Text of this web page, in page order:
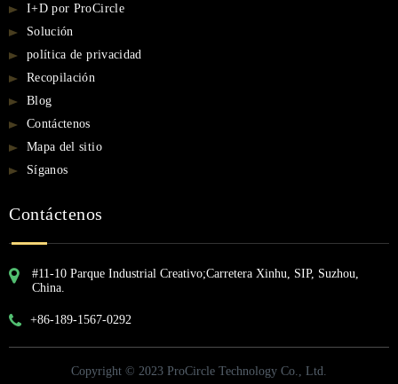
I+D por ProCircle
Solución
política de privacidad
Recopilación
Blog
Contáctenos
Mapa del sitio
Síganos
Contáctenos
#11-10 Parque Industrial Creativo;Carretera Xinhu, SIP, Suzhou,
China.
+86-189-1567-0292
Copyright © 2023 ProCircle Technology Co., Ltd.